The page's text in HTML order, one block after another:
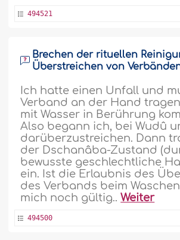
494521
Brechen der rituellen
Überstreichen von
Ich hatte einen Unfall und
Verband an der Hand
mit Wasser in Berührung
Also begann ich, bei Wudû
darüberzustreichen. Dann
der Dschanâba-Zustand
bewusste geschlechtliche
ein. Ist die Erlaubnis des
des Verbands beim
mich noch gültig..Weiter
494500